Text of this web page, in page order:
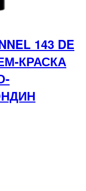
143 DE
КРАСКА